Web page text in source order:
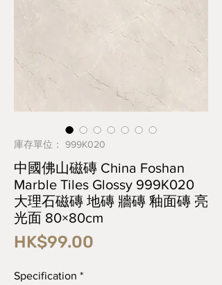
庫存單位： 999K020
中國佛山磁磚 China Foshan
Marble Tiles Glossy 999K020
大理石磁磚 地磚 牆磚 釉面磚 亮
光面 80×80cm
HK$99.00
Specification *